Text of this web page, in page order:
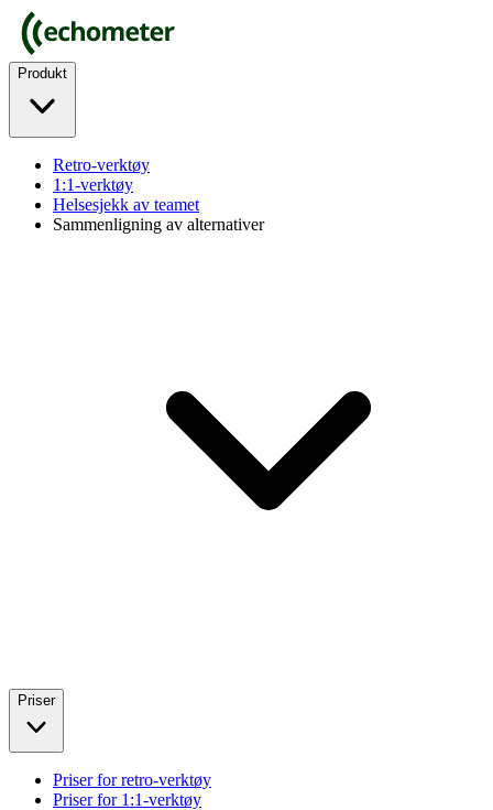
Produkt
Retro-verktøy
1:1-verktøy
Helsesjekk av teamet
Sammenligning av alternativer
Priser
Priser for retro-verktøy
Priser for 1:1-verktøy